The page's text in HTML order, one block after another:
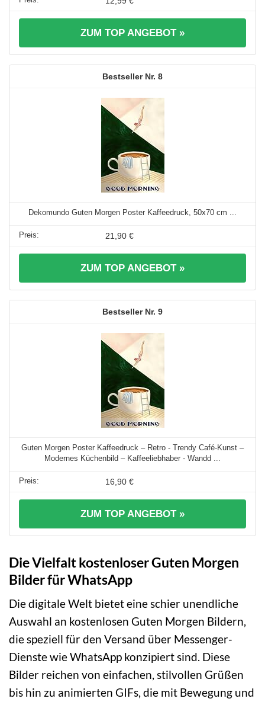
ZUM TOP ANGEBOT »
8
Dekomundo Guten Morgen Poster Kaffeedruck, 50x70 cm ...
21,90 €
ZUM TOP ANGEBOT »
9
Guten Morgen Poster Kaffeedruck – Retro - Trendy Café-Kunst –
Modernes Küchenbild – Kaffeeliebhaber - Wandd ...
16,90 €
ZUM TOP ANGEBOT »
Die Vielfalt kostenloser Guten Morgen
Bilder für WhatsApp
Die digitale Welt bietet eine schier unendliche
Auswahl an kostenlosen Guten Morgen Bildern,
die speziell für den Versand über Messenger-
Dienste wie WhatsApp konzipiert sind. Diese
Bilder reichen von einfachen, stilvollen Grüßen
bis hin zu animierten GIFs, die mit Bewegung und